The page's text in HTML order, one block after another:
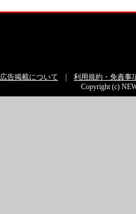
広告掲載について
利用規約・免責事
Copyright (c)